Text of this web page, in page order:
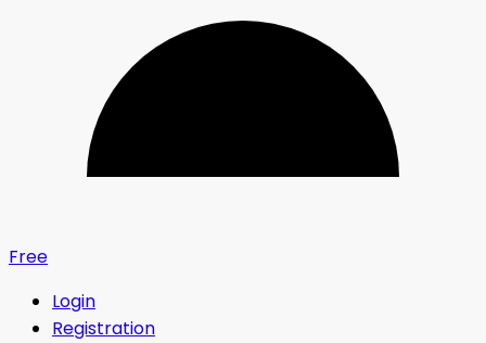
Free
Login
Registration